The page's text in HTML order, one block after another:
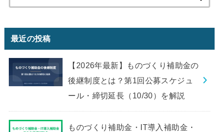
索:
最近の投稿
【2026年最新】ものづくり補助金の
後継制度とは？第1回公募スケジュ
ール・締切延長（10/30）を解説
ものづくり補助金・IT導入補助金・